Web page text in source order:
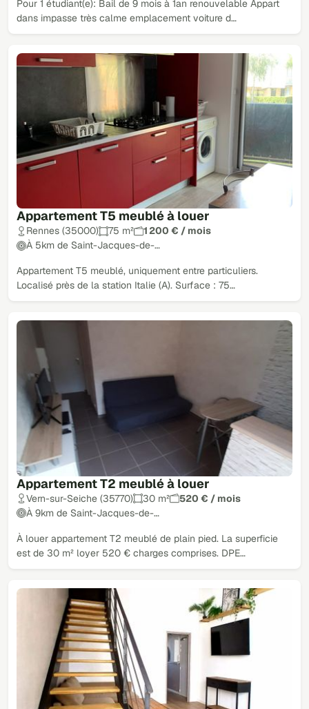
Pour 1 étudiant(e): Bail de 9 mois à 1an renouvelable Appart
dans impasse très calme emplacement voiture d…
Appartement T5 meublé à louer
Rennes (35000) 75 m²
1 200 € / mois
À 5km de Saint-Jacques-de-…
Appartement T5 meublé, uniquement entre particuliers.
Localisé près de la station Italie (A). Surface : 75…
Appartement T2 meublé à louer
Vern-sur-Seiche (35770) 30 m²
520 € / mois
À 9km de Saint-Jacques-de-…
À louer appartement T2 meublé de plain pied. La superficie
est de 30 m² loyer 520 € charges comprises. DPE…